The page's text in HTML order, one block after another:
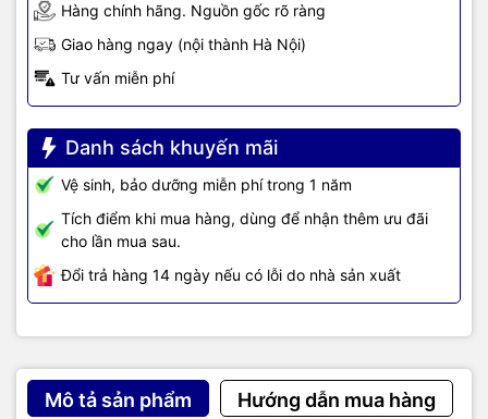
Hàng chính hãng. Nguồn gốc rõ ràng
Giao hàng ngay (nội thành Hà Nội)
Tư vấn miễn phí
Danh sách khuyến mãi
Vệ sinh, bảo dưỡng miễn phí trong 1 năm
Tích điểm khi mua hàng, dùng để nhận thêm ưu đãi
cho lần mua sau.
Đổi trả hàng 14 ngày nếu có lỗi do nhà sản xuất
Mô tả sản phẩm Hướng dẫn mua hàng
tích hợp Intel Iris Xe Graphics giúp các thao tác đồ họa mượt mà
hơn.
7C0N9PA còn có tốc độ khởi động, mở ứng dụng cực nhanh nhờ ổ
cứng SSD 512GB. Cùng với đó là 16GB RAM hiệu năng cao, cho